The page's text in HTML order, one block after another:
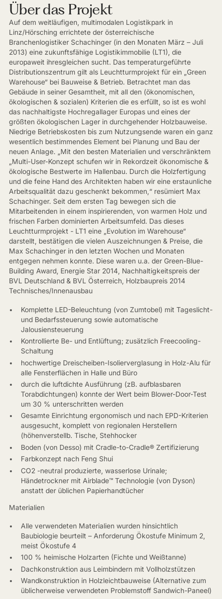
Über das Projekt
Auf dem weitläufigen, multimodalen Logistikpark in
Linz/Hörsching errichtete der österreichische
Branchenlogistiker Schachinger (in den Monaten März – Juli
2013) eine zukunftsfähige Logistikimmobilie (LT1), die
europaweit ihresgleichen sucht. Das temperaturgeführte
Distributionszentrum gilt als Leuchtturmprojekt für ein „Green
Warehouse“ bei Bauweise & Betrieb. Betrachtet man das
Gebäude in seiner Gesamtheit, mit all den (ökonomischen,
ökologischen & sozialen) Kriterien die es erfüllt, so ist es wohl
das nachhaltigste Hochregallager Europas und eines der
größten ökologischen Lager in durchgehender Holzbauweise.
Niedrige Betriebskosten bis zum Nutzungsende waren ein ganz
wesentlich bestimmendes Element bei Planung und Bau der
neuen Anlage. „Mit den besten Materialien und verschränktem
„Multi-User-Konzept schufen wir in Rekordzeit ökonomische &
ökologische Bestwerte im Hallenbau. Durch die Holzfertigung
und die feine Hand des Architekten haben wir eine erstaunliche
Arbeitsqualität dazu geschenkt bekommen,“ resümiert Max
Schachinger. Seit dem ersten Tag bewegen sich die
Mitarbeitenden in einem inspirierenden, von warmen Holz und
frischen Farben dominierten Arbeitsumfeld. Das dieses
Leuchtturmprojekt - LT1 eine „Evolution im Warehouse“
darstellt, bestätigen die vielen Auszeichnungen & Preise, die
Max Schachinger in den letzten Wochen und Monaten
entgegen nehmen konnte. Diese waren u.a. der Green-Blue-
Building Award, Energie Star 2014, Nachhaltigkeitspreis der
BVL Deutschland & BVL Österreich, Holzbaupreis 2014
Technisches/Innenausbau
Komplette LED-Beleuchtung (von Zumtobel) mit Tageslicht-
und Bedarfssteuerung sowie automatische
Jalousiensteuerung
Kontrollierte Be- und Entlüftung; zusätzlich Freecooling-
Schaltung
hochwertige Dreischeiben-Isolierverglasung in Holz-Alu für
alle Fensterflächen in Halle und Büro
durch die luftdichte Ausführung (zB. aufblasbaren
Torabdichtungen) konnte der Wert beim Blower-Door-Test
um 30 % unterschritten werden
Gesamte Einrichtung ergonomisch und nach EPD-Kriterien
ausgesucht, komplett von regionalen Herstellern
(höhenverstellb. Tische, Stehhocker
Boden (von Desso) mit Cradle-to-Cradle® Zertifizierung
Farbkonzept nach Feng Shui
CO2 -neutral produzierte, wasserlose Urinale;
Händetrockner mit Airblade™ Technologie (von Dyson)
anstatt der üblichen Papierhandtücher
Materialien
Alle verwendeten Materialien wurden hinsichtlich
Baubiologie beurteilt – Anforderung Ökostufe Minimum 2,
meist Ökostufe 4
100 % heimische Holzarten (Fichte und Weißtanne)
Dachkonstruktion aus Leimbindern mit Vollholzstützen
Wandkonstruktion in Holzleichtbauweise (Alternative zum
üblicherweise verwendeten Problemstoff Sandwich-Paneel)